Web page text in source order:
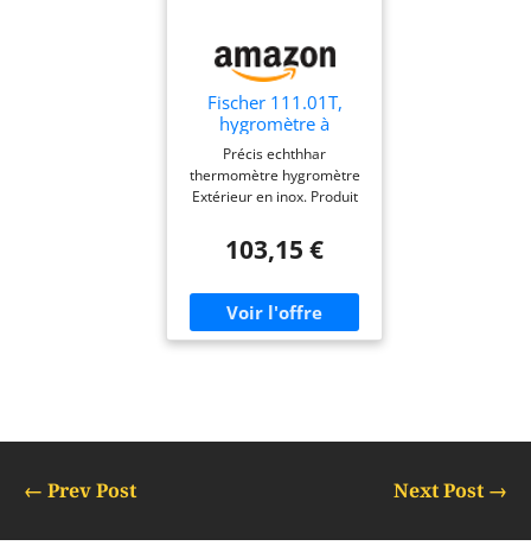
Fischer 111.01T,
hygromètre à
cheveux et
thermomètre, acier
inox argent
Précis echthhar
thermomètre hygromètre
Extérieur en inox. Produit
103,15 €
← Prev Post Next Post→